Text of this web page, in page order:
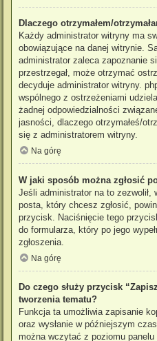
Dlaczego otrzymałem/
Każdy administrator witryny ma
obowiązujące na danej witrynie.
administrator zaleca zapoznanie
przestrzegał, może otrzymać
decyduje administrator witryny.
wspólnego z ostrzeżeniami
żadnej odpowiedzialności
jasności, dlaczego otrzymałeś/
się z administratorem witryny.
Na górę
W jaki sposób można zgłosić
Jeśli administrator na to zezwolił,
posta, który chcesz zgłosić,
przycisk. Naciśnięcie tego
do formularza, który po jego
zgłoszenia.
Na górę
Do czego służy przycisk
tworzenia tematu?
Funkcja ta umożliwia zapisanie
oraz wysłanie w późniejszym
można wczytać z poziomu panelu